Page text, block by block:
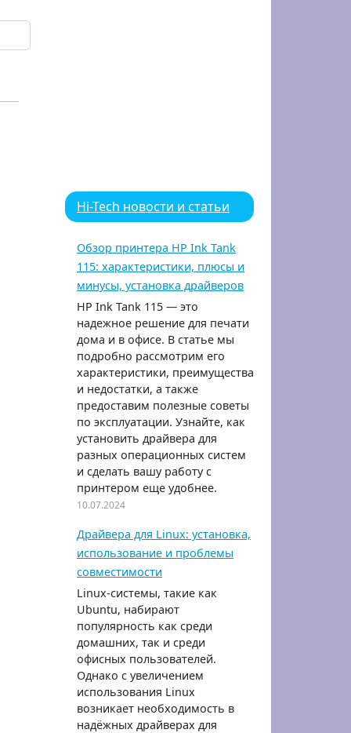
Hi-Tech новости и статьи
Обзор принтера HP Ink Tank
115: характеристики, плюсы и
минусы, установка драйверов
HP Ink Tank 115 — это
надежное решение для печати
дома и в офисе. В статье мы
подробно рассмотрим его
характеристики, преимущества
и недостатки, а также
предоставим полезные советы
по эксплуатации. Узнайте, как
установить драйвера для
разных операционных систем
и сделать вашу работу с
принтером еще удобнее.
10.07.2024
Драйвера для Linux: установка,
использование и проблемы
совместимости
Linux-системы, такие как
Ubuntu, набирают
популярность как среди
домашних, так и среди
офисных пользователей.
Однако с увеличением
использования Linux
возникает необходимость в
надёжных драйверах для